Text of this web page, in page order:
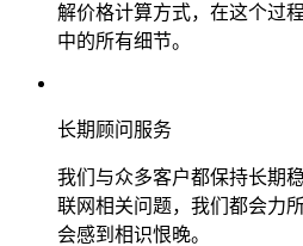
解价格计算方式，在这个过
中的所有细节。
长期顾问服务
我们与众多客户都保持长期
联网相关问题，我们都会力
会感到相识恨晚。